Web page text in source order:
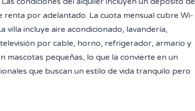
renta por adelantado. La cuota mensual cubre Wi-
villa incluye aire acondicionado, lavandería,
por cable, horno, refrigerador, armario y
mascotas pequeñas, lo que la convierte en un
que buscan un estilo de vida tranquilo pero